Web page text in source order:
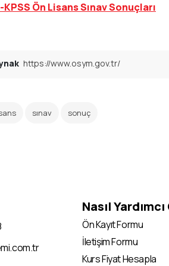
Ön Lisans Sınav Sonuçları
https://www.osym.gov.tr/
sınav sonuç
Nasıl
Ön Kayıt Formu
İletişim Formu
Kurs Fiyat Hesapla